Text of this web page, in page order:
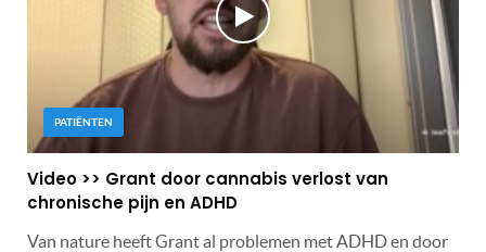
PATIËNTEN
Video >> Grant door cannabis verlost van
chronische pijn en ADHD
Van nature heeft Grant al problemen met ADHD en door